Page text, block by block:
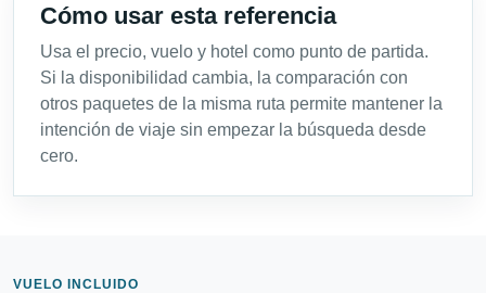
Cómo usar esta referencia
Usa el precio, vuelo y hotel como punto de partida.
Si la disponibilidad cambia, la comparación con
otros paquetes de la misma ruta permite mantener la
intención de viaje sin empezar la búsqueda desde
cero.
VUELO INCLUIDO